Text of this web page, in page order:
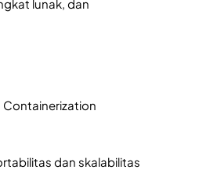
lunak, dan
Containerization
dan skalabilitas